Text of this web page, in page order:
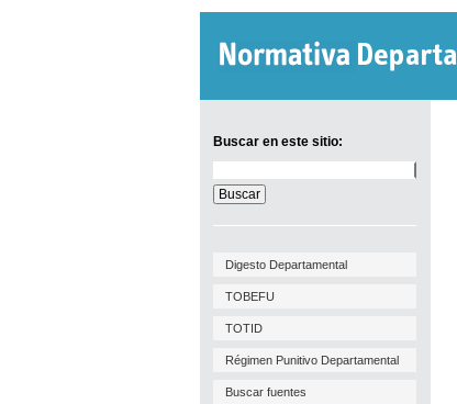
Buscar en este sitio:
en
este
sitio:
Digesto Departamental
TOBEFU
TOTID
Régimen Punitivo Departamental
Buscar fuentes